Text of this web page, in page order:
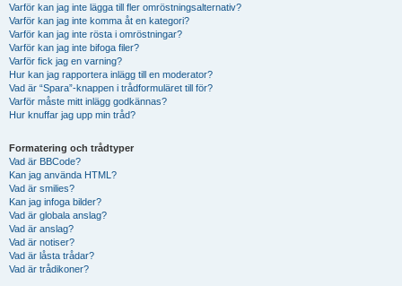
Varför kan jag inte lägga till fler omröstningsalternativ?
Varför kan jag inte komma åt en kategori?
Varför kan jag inte rösta i omröstningar?
Varför kan jag inte bifoga filer?
Varför fick jag en varning?
Hur kan jag rapportera inlägg till en moderator?
Vad är “Spara”-knappen i trådformuläret till för?
Varför måste mitt inlägg godkännas?
Hur knuffar jag upp min tråd?
Formatering och trådtyper
Vad är BBCode?
Kan jag använda HTML?
Vad är smilies?
Kan jag infoga bilder?
Vad är globala anslag?
Vad är anslag?
Vad är notiser?
Vad är låsta trådar?
Vad är trådikoner?